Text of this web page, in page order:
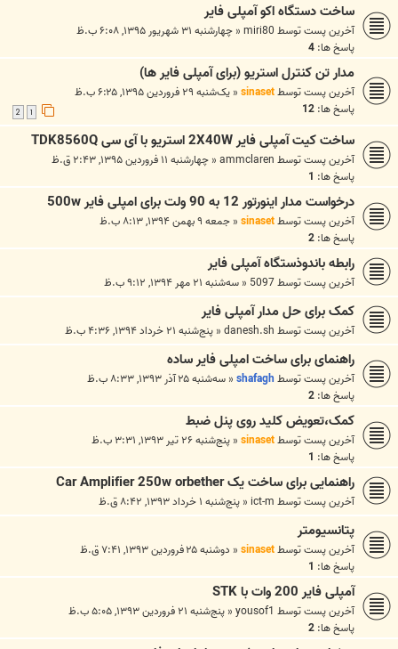
ساخت دستگاه اکو آمپلی فایر
آخرین پست توسطmiri80
« چهارشنبه ۳۱ شهریور ۱۳۹۵, ۶:۰۸ ب.ظ
پاسخ ها: 4
مدار تن کنترل استریو (برای آمپلی فایر ها)
آخرین پست توسطsinaset
« یک‌شنبه ۲۹ فروردین ۱۳۹۵, ۶:۲۵ ب.ظ
پاسخ ها: 12
ساخت کیت آمپلی فایر 2X40W استریو با آی سی TDK8560Q
آخرین پست توسطammclaren
« چهارشنبه ۱۱ فروردین ۱۳۹۵, ۲:۴۳ ق.ظ
پاسخ ها: 1
درخواست مدار اینورتور 12 به 90 ولت برای امپلی فایر 500w
آخرین پست توسطsinaset
« جمعه ۹ بهمن ۱۳۹۴, ۸:۱۳ ب.ظ
پاسخ ها: 2
رابطه باندوذستگاه آمپلی فایر
آخرین پست توسط5097
« سه‌شنبه ۲۱ مهر ۱۳۹۴, ۹:۱۲ ب.ظ
کمک برای حل مدار آمپلی فایر
آخرین پست توسطdanesh.sh
« پنج‌شنبه ۲۱ خرداد ۱۳۹۴, ۴:۳۶ ب.ظ
راهنمای برای ساخت امپلی فایر ساده
آخرین پست توسطshafagh
« سه‌شنبه ۲۵ آذر ۱۳۹۳, ۸:۳۳ ب.ظ
پاسخ ها: 2
کمک،تعویض کلید روی پنل ضبط
آخرین پست توسطsinaset
« پنج‌شنبه ۲۶ تیر ۱۳۹۳, ۳:۳۱ ب.ظ
پاسخ ها: 1
راهنمایی برای ساخت یک Car Amplifier 250w orbether
آخرین پست توسطict-m
« پنج‌شنبه ۱ خرداد ۱۳۹۳, ۸:۴۲ ق.ظ
پتانسیومتر
آخرین پست توسطsinaset
« دوشنبه ۲۵ فروردین ۱۳۹۳, ۷:۴۱ ق.ظ
پاسخ ها: 1
آمپلی فایر 200 وات با STK
آخرین پست توسطyousof1
« پنج‌شنبه ۲۱ فروردین ۱۳۹۳, ۵:۰۵ ب.ظ
پاسخ ها: 2